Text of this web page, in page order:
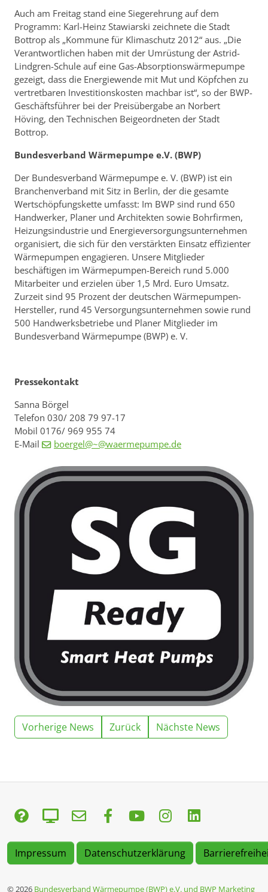
Auch am Freitag stand eine Siegerehrung auf dem
Programm: Karl-Heinz Stawiarski zeichnete die Stadt
Bottrop als „Kommune für Klimaschutz 2012“ aus. „Die
Verantwortlichen haben mit der Umrüstung der Astrid-
Lindgren-Schule auf eine Gas-Absorptionswärmepumpe
gezeigt, dass die Energiewende mit Mut und Köpfchen zu
vertretbaren Investitionskosten machbar ist“, so der BWP-
Geschäftsführer bei der Preisübergabe an Norbert
Höving, den Technischen Beigeordneten der Stadt
Bottrop.
Bundesverband Wärmepumpe e.V. (BWP)
Der Bundesverband Wärmepumpe e. V. (BWP) ist ein
Branchenverband mit Sitz in Berlin, der die gesamte
Wertschöpfungskette umfasst: Im BWP sind rund 650
Handwerker, Planer und Architekten sowie Bohrfirmen,
Heizungsindustrie und Energieversorgungsunternehmen
organisiert, die sich für den verstärkten Einsatz effizienter
Wärmepumpen engagieren. Unsere Mitglieder
beschäftigen im Wärmepumpen-Bereich rund 5.000
Mitarbeiter und erzielen über 1,5 Mrd. Euro Umsatz.
Zurzeit sind 95 Prozent der deutschen Wärmepumpen-
Hersteller, rund 45 Versorgungsunternehmen sowie rund
500 Handwerksbetriebe und Planer Mitglieder im
Bundesverband Wärmepumpe (BWP) e. V.
Pressekontakt
Sanna Börgel
Telefon 030/ 208 79 97-17
Mobil 0176/ 969 955 74
E-Mail
boergel@~@waermepumpe.de
Vorherige News Zurück Nächste News
Impressum Datenschutzerklärung
© 2026 Bundesverband Wärmepumpe (BWP) e.V. und BWP Marketing